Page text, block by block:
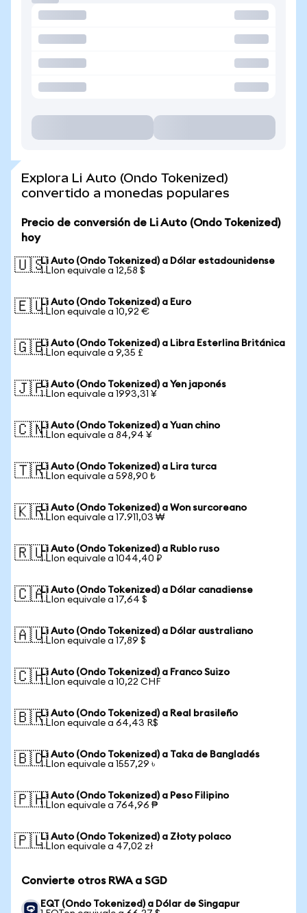
Explora Li Auto (Ondo Tokenized)
convertido a monedas populares
Precio de conversión de Li Auto (Ondo Tokenized)
hoy
🇺🇸Li Auto (Ondo Tokenized) a Dólar estadounidense
1 LIon equivale a 12,58 $
🇪🇺Li Auto (Ondo Tokenized) a Euro
1 LIon equivale a 10,92 €
🇬🇧Li Auto (Ondo Tokenized) a Libra Esterlina Británica
1 LIon equivale a 9,35 £
🇯🇵Li Auto (Ondo Tokenized) a Yen japonés
1 LIon equivale a 1993,31 ¥
🇨🇳Li Auto (Ondo Tokenized) a Yuan chino
1 LIon equivale a 84,94 ¥
🇹🇷Li Auto (Ondo Tokenized) a Lira turca
1 LIon equivale a 598,90 ₺
🇰🇷Li Auto (Ondo Tokenized) a Won surcoreano
1 LIon equivale a 17.911,03 ₩
🇷🇺Li Auto (Ondo Tokenized) a Rublo ruso
1 LIon equivale a 1044,40 ₽
🇨🇦Li Auto (Ondo Tokenized) a Dólar canadiense
1 LIon equivale a 17,64 $
🇦🇺Li Auto (Ondo Tokenized) a Dólar australiano
1 LIon equivale a 17,89 $
🇨🇭Li Auto (Ondo Tokenized) a Franco Suizo
1 LIon equivale a 10,22 CHF
🇧🇷Li Auto (Ondo Tokenized) a Real brasileño
1 LIon equivale a 64,43 R$
🇧🇩Li Auto (Ondo Tokenized) a Taka de Bangladés
1 LIon equivale a 1557,29 ৳
🇵🇭Li Auto (Ondo Tokenized) a Peso Filipino
1 LIon equivale a 764,96 ₱
🇵🇱Li Auto (Ondo Tokenized) a Złoty polaco
1 LIon equivale a 47,02 zł
Convierte otros RWA a SGD
EQT (Ondo Tokenized) a Dólar de Singapur